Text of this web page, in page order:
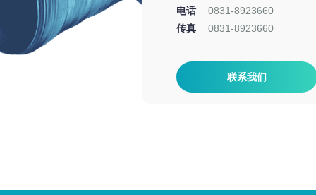
电话
0831-8923660
传真
0831-8923660
联系我们